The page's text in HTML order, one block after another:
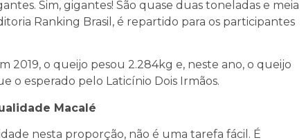
Sim, gigantes! São quase duas toneladas e meia
Ranking Brasil, é repartido para os participantes
o queijo pesou 2.284kg e, neste ano, o queijo
o esperado pelo Laticínio Dois Irmãos.
Macalé
nesta proporção, não é uma tarefa fácil. É